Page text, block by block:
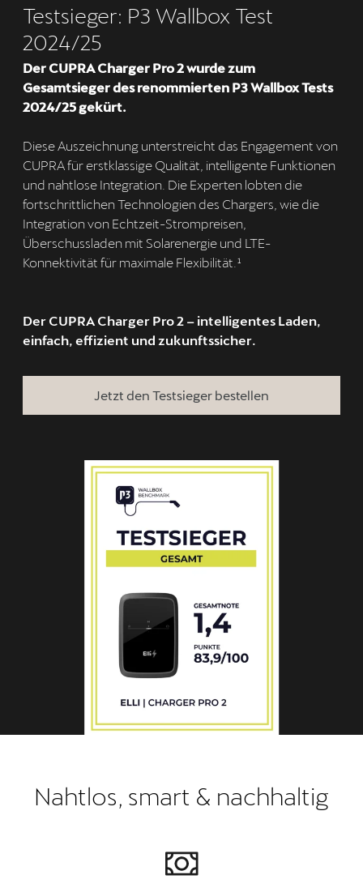
Testsieger: P3 Wallbox Test
2024/25
Der CUPRA Charger Pro 2 wurde zum
Gesamtsieger des renommierten P3 Wallbox Tests
2024/25 gekürt.
Diese Auszeichnung unterstreicht das Engagement von
CUPRA für erstklassige Qualität, intelligente Funktionen
und nahtlose Integration. Die Experten lobten die
fortschrittlichen Technologien des Chargers, wie die
Integration von Echtzeit-Strompreisen,
Überschussladen mit Solarenergie und LTE-
Konnektivität für maximale Flexibilität.¹
Der CUPRA Charger Pro 2 – intelligentes Laden,
einfach, effizient und zukunftssicher.
Jetzt den Testsieger bestellen
Nahtlos, smart & nachhaltig